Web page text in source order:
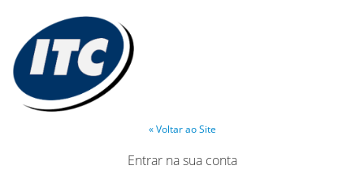
« Voltar ao Site
Entrar na sua conta